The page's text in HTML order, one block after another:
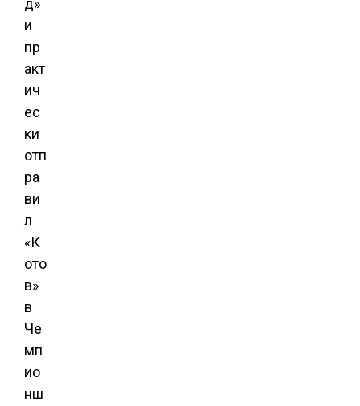
д»
и
пр
акт
ич
ес
ки
отп
ра
ви
л
«К
ото
в»
в
Че
мп
ио
нш